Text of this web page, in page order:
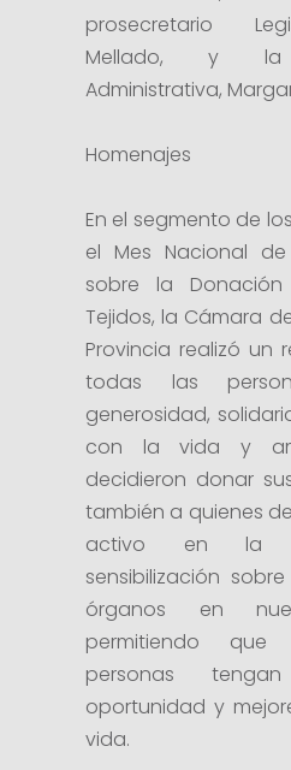
prosecretario
Mellado, y la
Administrativa,
Homenajes
En el segmento de
el Mes Nacional
sobre la
Tejidos, la Cámara
Provincia realizó un
todas las
generosidad,
con la vida y
decidieron donar
también a quienes
activo en la
sensibilización
órganos en
permitiendo que
personas
oportunidad y
vida.